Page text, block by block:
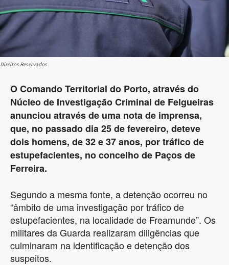
Direitos Reservados
O Comando Territorial do Porto, através do
Núcleo de Investigação Criminal de Felgueiras
anunciou através de uma nota de imprensa,
que, no passado dia 25 de fevereiro, deteve
dois homens, de 32 e 37 anos, por tráfico de
estupefacientes, no concelho de Paços de
Ferreira.
Segundo a mesma fonte, a detenção ocorreu no
“âmbito de uma investigação por tráfico de
estupefacientes, na localidade de Freamunde”. Os
militares da Guarda realizaram diligências que
culminaram na identificação e detenção dos
suspeitos.